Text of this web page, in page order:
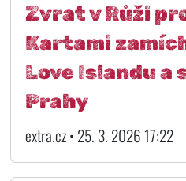
Zvrat v Růži
Kartami
Love Islandu a
Prahy
extra.cz • 25. 3. 2026 17:22